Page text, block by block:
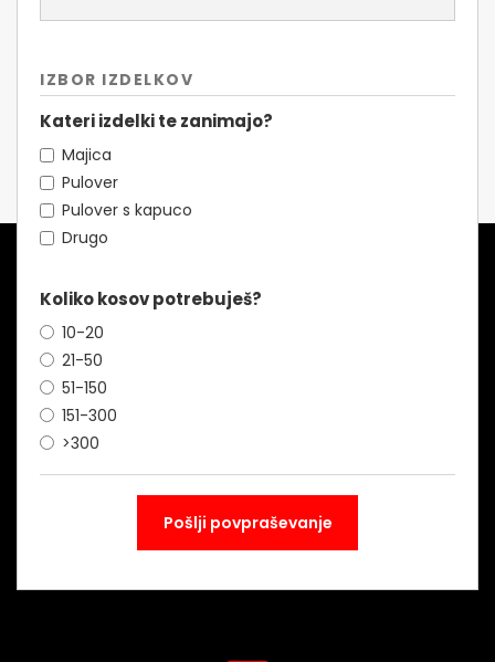
IZBOR IZDELKOV
Kateri izdelki te zanimajo?
Majica
Pulover
Pulover s kapuco
Drugo
Koliko kosov potrebuješ?
10-20
21-50
51-150
151-300
>300